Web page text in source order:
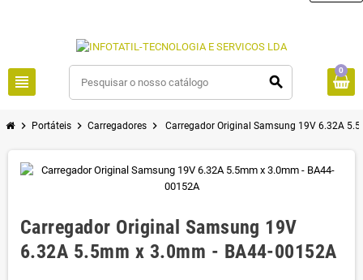
view_headline search
0
chevron_right Portáteis chevron_right Carregadores chevron_right Carregador Original Samsung 19V 6.32A
Carregador Original Samsung 19V
6.32A 5.5mm x 3.0mm - BA44-00152A